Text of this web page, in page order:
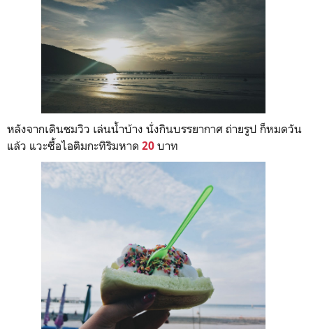
หลังจากเดินชมวิว เล่นน้ำบ้าง นั่งกินบรรยากาศ ถ่ายรูป ก็หมดวัน
แล้ว แวะซื้อไอติมกะทิริมหาด 20 บาท